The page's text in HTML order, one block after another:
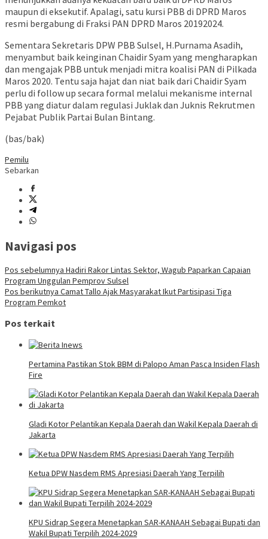
maupun di eksekutif. Apalagi, satu kursi PBB di DPRD Maros
resmi bergabung di Fraksi PAN DPRD Maros 20192024.
Sementara Sekretaris DPW PBB Sulsel, H.Purnama Asadih,
menyambut baik keinginan Chaidir Syam yang mengharapkan
dan mengajak PBB untuk menjadi mitra koalisi PAN di Pilkada
Maros 2020. Tentu saja hajat dan niat baik dari Chaidir Syam
perlu di follow up secara formal melalui mekanisme internal
PBB yang diatur dalam regulasi Juklak dan Juknis Rekrutmen
Pejabat Publik Partai Bulan Bintang.
(bas/bak)
Pemilu
Sebarkan
Navigasi pos
Pos sebelumnya Hadiri Rakor Lintas Sektor, Wagub Paparkan Capaian
Program Unggulan Pemprov Sulsel
Pos berikutnya Camat Tallo Ajak Masyarakat Ikut Partisipasi Tiga
Program Pemkot
Pos terkait
Pertamina Pastikan Stok BBM di Palopo Aman Pasca Insiden Flash
Fire
Gladi Kotor Pelantikan Kepala Daerah dan Wakil Kepala Daerah di
Jakarta
Ketua DPW Nasdem RMS Apresiasi Daerah Yang Terpilih
KPU Sidrap Segera Menetapkan SAR-KANAAH Sebagai Bupati dan
Wakil Bupati Terpilih 2024-2029